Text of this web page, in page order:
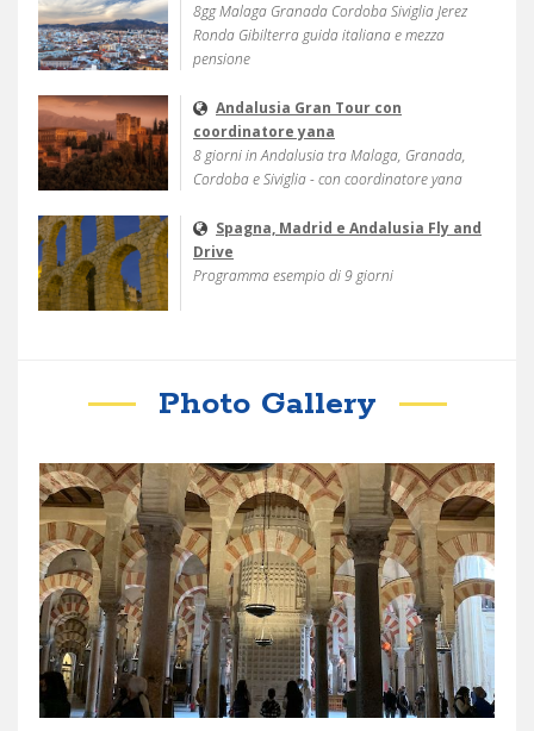
8gg Malaga Granada Cordoba Siviglia Jerez
Ronda Gibilterra guida italiana e mezza
pensione
Andalusia Gran Tour con
coordinatore yana
8 giorni in Andalusia tra Malaga, Granada,
Cordoba e Siviglia - con coordinatore yana
Spagna, Madrid e Andalusia Fly and
Drive
Programma esempio di 9 giorni
Photo Gallery